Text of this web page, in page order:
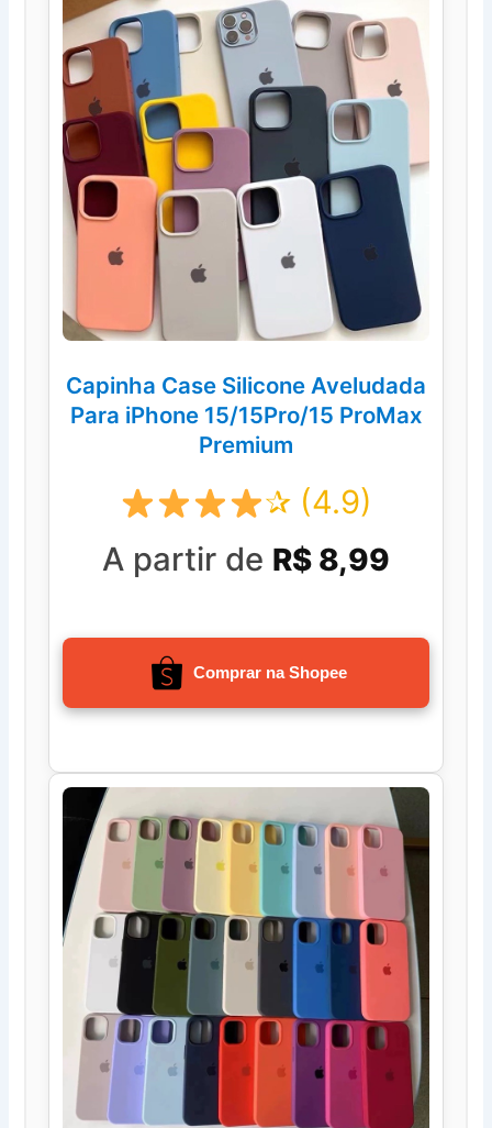
Capinha Case Silicone Aveludada
Para iPhone 15/15Pro/15 ProMax
Premium
✰ (4.9)
A partir de R$ 8,99
Comprar na Shopee